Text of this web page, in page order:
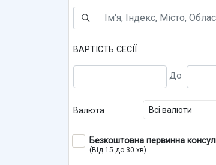
ВАРТІСТЬ СЕСІЇ
Валюта Всі валюти
Безкоштовна первинна
(Від 15 до 30 хв)